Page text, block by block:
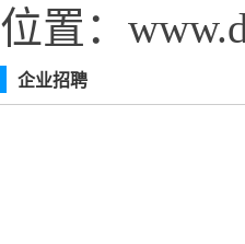
位置：
企业招聘